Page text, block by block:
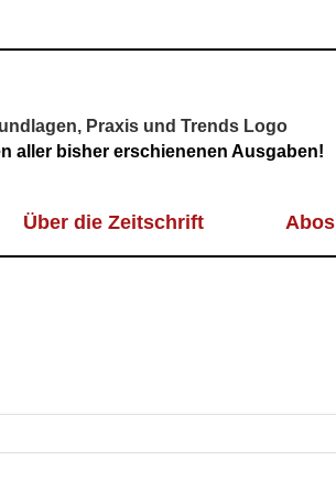
aller bisher erschienenen Ausgaben!
Über die Zeitschrift Abos